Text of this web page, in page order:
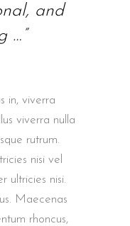
and
…”
in, viverra
viverra nulla
rutrum.
nisi vel
ultricies nisi.
Maecenas
rhoncus,